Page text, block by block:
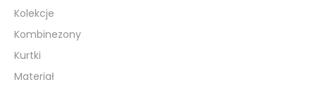
Kolekcje
Kombinezony
Kurtki
Materiał